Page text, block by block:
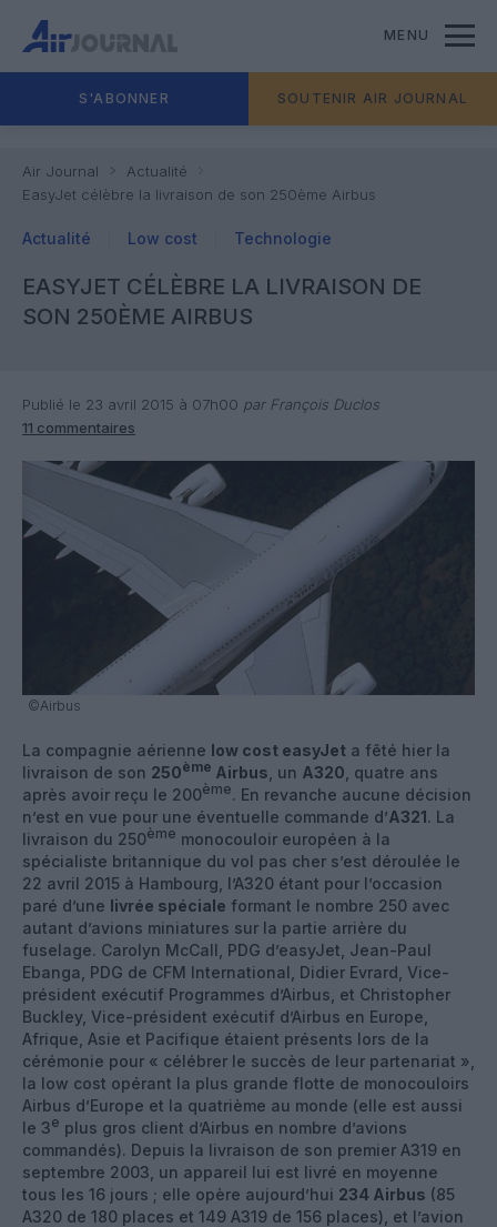
MENU
S'ABONNER SOUTENIR AIR JOURNAL
Air Journal
Actualité
EasyJet célèbre la livraison de son 250ème Airbus
Actualité Low cost Technologie
EASYJET CÉLÈBRE LA LIVRAISON DE
SON 250ÈME AIRBUS
Publié le 23 avril 2015 à 07h00 par François Duclos
11 commentaires
©Airbus
La compagnie aérienne low cost easyJet a fêté hier la
livraison de son 250ème Airbus , un A320 , quatre ans
après avoir reçu le 200ème. En revanche aucune décision
n’est en vue pour une éventuelle commande d’A321. La
livraison du 250ème monocouloir européen à la
spécialiste britannique du vol pas cher s’est déroulée le
22 avril 2015 à Hambourg, l’A320 étant pour l’occasion
paré d’une livrée spéciale formant le nombre 250 avec
autant d’avions miniatures sur la partie arrière du
fuselage. Carolyn McCall, PDG d’easyJet, Jean-Paul
Ebanga, PDG de CFM International, Didier Evrard, Vice-
président exécutif Programmes d’Airbus, et Christopher
Buckley, Vice-président exécutif d’Airbus en Europe,
Afrique, Asie et Pacifique étaient présents lors de la
cérémonie pour « célébrer le succès de leur partenariat »,
la low cost opérant la plus grande flotte de monocouloirs
Airbus d’Europe et la quatrième au monde (elle est aussi
le 3e plus gros client d’Airbus en nombre d’avions
commandés). Depuis la livraison de son premier A319 en
septembre 2003, un appareil lui est livré en moyenne
tous les 16 jours ; elle opère aujourd’hui 234 Airbus (85
A320 de 180 places et 149 A319 de 156 places), et l’avion